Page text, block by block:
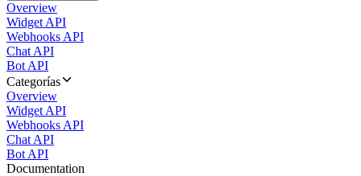
Overview
Widget API
Webhooks API
Chat API
Bot API
Categorías
Overview
Widget API
Webhooks API
Chat API
Bot API
Documentation